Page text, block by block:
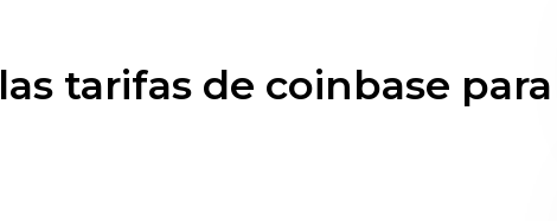
tarifas de coinbase para